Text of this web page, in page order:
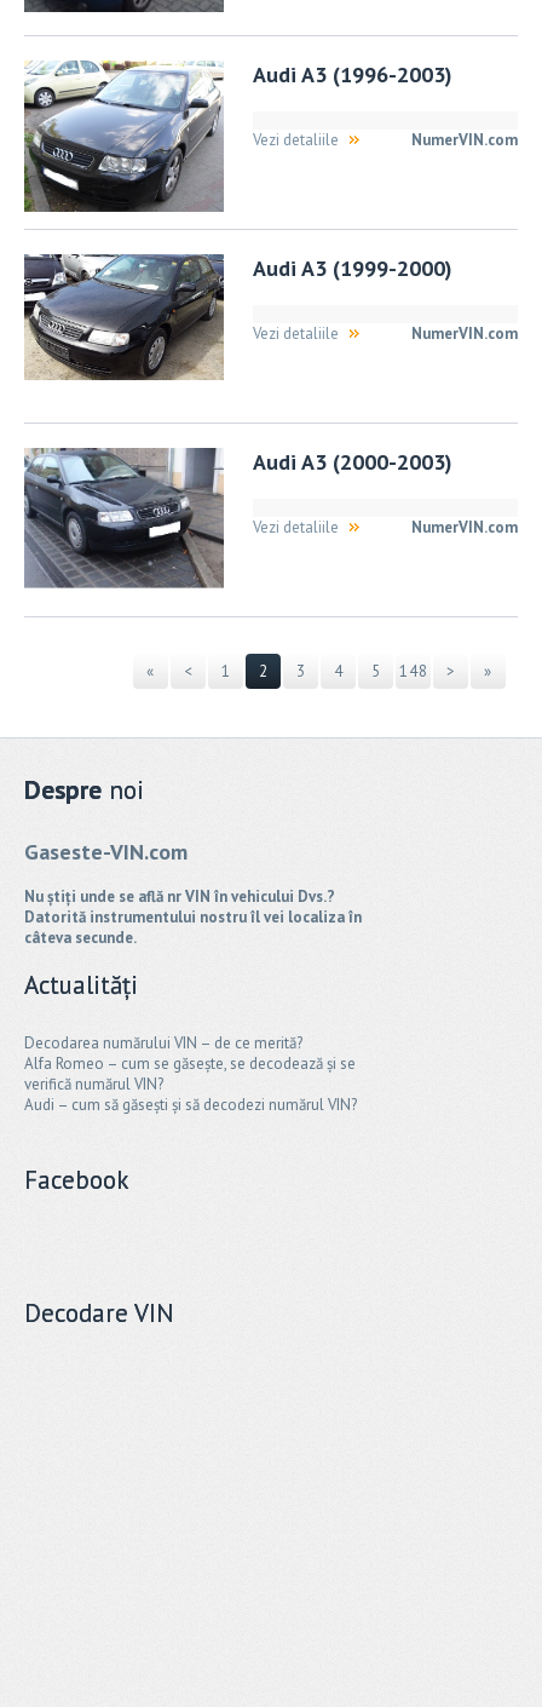
Audi A3 (1996-2003)
NumerVIN.com
Vezi detaliile
Audi A3 (1999-2000)
NumerVIN.com
Vezi detaliile
Audi A3 (2000-2003)
NumerVIN.com
Vezi detaliile
« < 1 2 3 4 5 148 > »
Despre noi
Gaseste-VIN.com
Nu știți unde se află nr VIN în vehicului Dvs.?
Datorită instrumentului nostru îl vei localiza în
câteva secunde.
Actualități
Decodarea numărului VIN – de ce merită?
Alfa Romeo – cum se găsește, se decodează și se
verifică numărul VIN?
Audi – cum să găsești și să decodezi numărul VIN?
Facebook
Decodare VIN